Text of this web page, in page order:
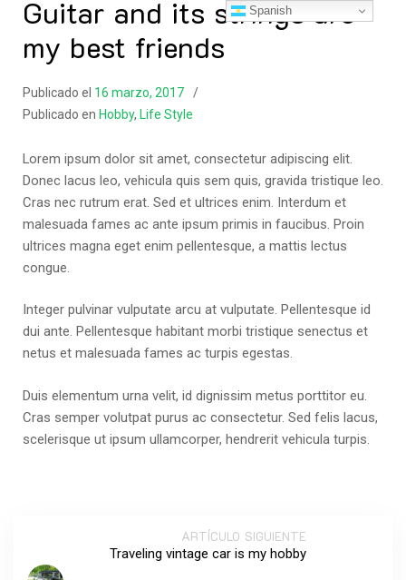
Saltar
contenido
Guitar and its strings are
my best friends
Publicado el 16 marzo, 2017
Publicado en Hobby, Life Style
Lorem ipsum dolor sit amet, consectetur adipiscing elit.
Donec lacus leo, vehicula quis sem quis, gravida tristique leo.
Cras nec rutrum erat. Sed et ultrices enim. Interdum et
malesuada fames ac ante ipsum primis in faucibus. Proin
ultrices magna eget enim pellentesque, a mattis lectus
congue.
Integer pulvinar vulputate arcu at vulputate. Pellentesque id
dui ante. Pellentesque habitant morbi tristique senectus et
netus et malesuada fames ac turpis egestas.
Duis elementum urna velit, id dignissim metus porttitor eu.
Cras semper volutpat purus ac consectetur. Sed felis lacus,
scelerisque ut ipsum ullamcorper, hendrerit vehicula turpis.
ARTÍCULO SIGUIENTE
Traveling vintage car is my hobby
Spanish